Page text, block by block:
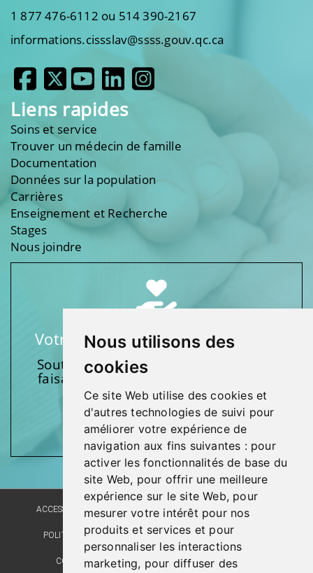
Nous utilisons des
cookies
Ce site Web utilise des cookies et
d'autres technologies de suivi pour
améliorer votre expérience de
navigation aux fins suivantes : pour
activer les fonctionnalités de base du
site Web, pour offrir une meilleure
expérience sur le site Web, pour
mesurer votre intérêt pour nos
produits et services et pour
personnaliser les interactions
marketing, pour diffuser des
1 877 476-6112 ou 514 390-2167
informations.cissslav@ssss.gouv.qc.ca
Liens rapides
Soins et service
Trouver un médecin de famille
Documentation
Données sur la population
Carrières
Enseignement et Recherche
Stages
Nous joindre
Votre soutien fait une différence
Soutenez l’une de nos fondations en
faisant un don et en participant aux
activités.
Donnez généreusement!
ACCESSIBILITÉ PLAN DU SITE POLITIQUE LINGUISTIQUE
POLITIQUE DE CONFIDENTIALITÉ RÉALISATION DU SITE
COMMENTAIRES, SUGGESTIONS, REMERCIEMENTS